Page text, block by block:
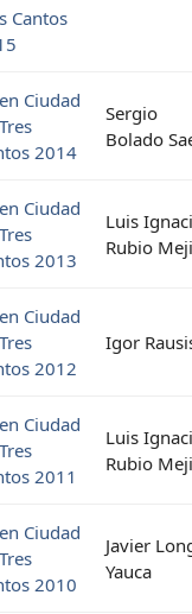
Cantos
Ciudad
2014
Sergio
Bolado
Ciudad
2013
Luis
Rubio
Ciudad
2012
Igor
Ciudad
2011
Luis
Rubio
Ciudad
2010
Javier
Yauca